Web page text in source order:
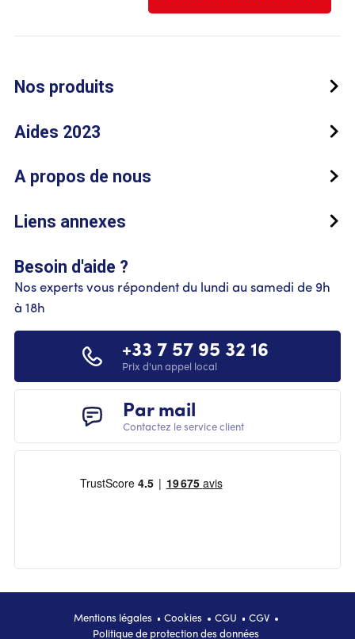
Nos produits
Aides 2023
A propos de nous
Liens annexes
Besoin d'aide ?
Nos experts vous répondent du lundi au samedi de 9h
à 18h
+33 7 57 95 32 16
Prix d'un appel local
Par mail
Contactez le service client
Mentions légales Cookies CGU
CGV
Politique de protection des données